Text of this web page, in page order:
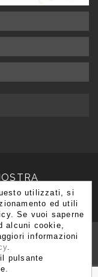
utilizzati, si
ed utili
Se vuoi saperne
alcuni cookie,
informazioni
.
pulsante